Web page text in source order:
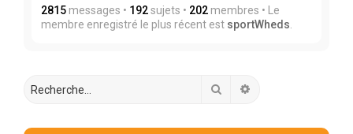
2815 messages • 192sujets • 202 membres • Le
membre enregistré le plus récent est sportWheds
Rechercher